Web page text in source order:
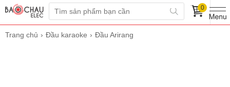
0
Trang chủ Đầu karaoke Đầu Arirang